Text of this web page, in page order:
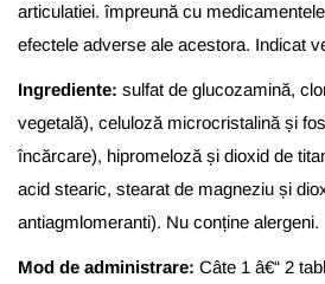
articulatiei. împreună cu
efectele adverse ale acestora. Indicat
Ingrediente: sulfat de glucozamină,
vegetală), celuloză microcristalină și
încărcare), hipromeloză și dioxid de
acid stearic, stearat de magneziu și
antiagmlomeranti). Nu conține alergeni.
Mod de administrare: Câte 1 â€“ 2